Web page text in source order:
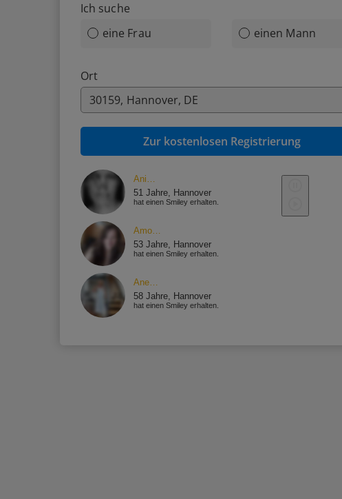
Ich suche
eine Frau
einen Mann
Ort
Zur kostenlosen Registrierung